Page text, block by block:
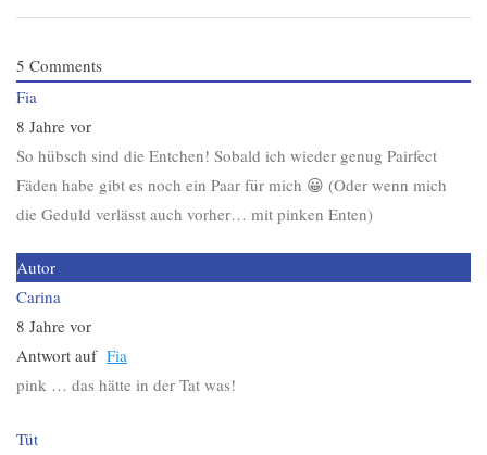
5 Comments
Fia
8 Jahre vor
So hübsch sind die Entchen! Sobald ich wieder genug Pairfect
Fäden habe gibt es noch ein Paar für mich 😀 (Oder wenn mich
die Geduld verlässt auch vorher… mit pinken Enten)
Autor
Carina
8 Jahre vor
Antwort auf Fia
pink … das hätte in der Tat was!
Tüt